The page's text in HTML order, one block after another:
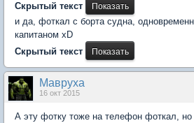
Скрытый текст
и да, фоткал с борта судна,
капитаном xD
Скрытый текст
Мавруха
16 окт 2015
А эту фотку тоже на телефон фоткал, но